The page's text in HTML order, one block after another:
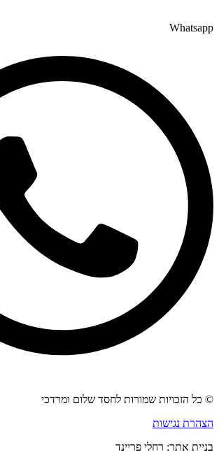
Whatsapp
© כל הזכויות שמורות לחסד שלום ומרדכי
הצהרת נגישות
בניית אתר: רחלי פריינד